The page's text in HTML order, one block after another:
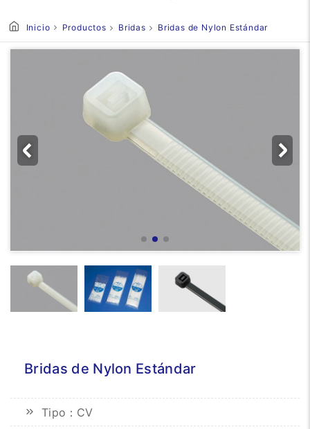
Inicio Productos Bridas Bridas de Nylon Estándar
Bridas de Nylon Estándar
Tipo：CV